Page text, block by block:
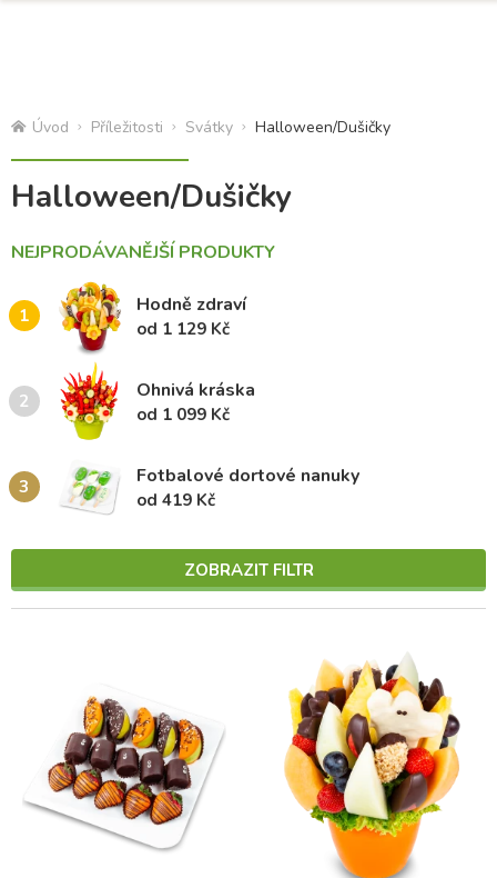
Úvod Příležitosti Svátky Halloween/Dušičky
Halloween/Dušičky
NEJPRODÁVANĚJŠÍ PRODUKTY
1 Hodně zdraví
od 1 129 Kč
2 Ohnivá kráska
od 1 099 Kč
3 Fotbalové dortové nanuky
od 419 Kč
ZOBRAZIT FILTR